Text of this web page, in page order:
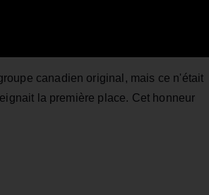
canadien original, mais ce n'était
la première place. Cet honneur